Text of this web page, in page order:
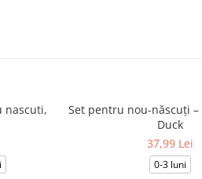
nascuti,
Set pentru nou-născuți –
Duck
37,99 Lei
0-3 luni